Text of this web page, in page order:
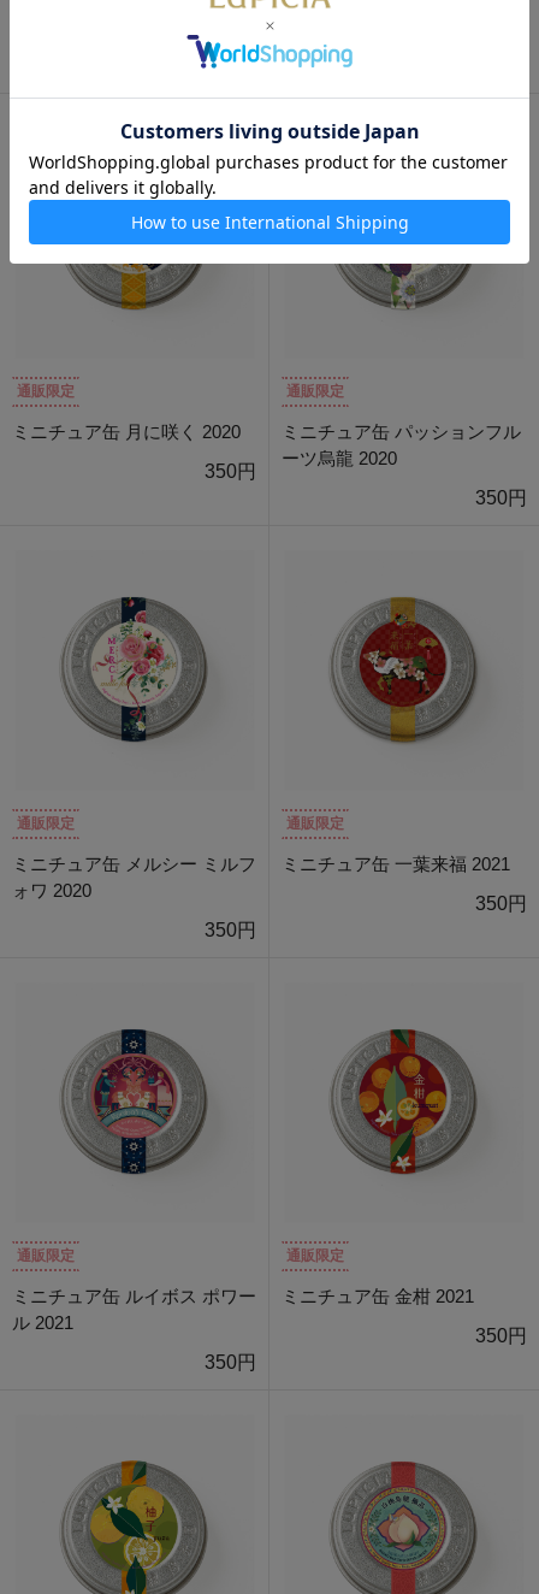
350円
通販限定
ミニチュア缶 月に咲く 2020
350円
通販限定
ミニチュア缶 パッションフル
ーツ烏龍 2020
350円
通販限定
ミニチュア缶 メルシー ミルフ
ォワ 2020
350円
通販限定
ミニチュア缶 一葉来福 2021
350円
通販限定
ミニチュア缶 ルイボス ポワー
ル 2021
350円
通販限定
ミニチュア缶 金柑 2021
350円